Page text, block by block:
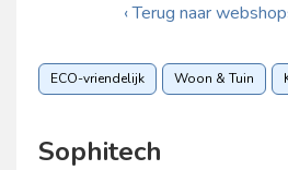
‹ Terug naar
ECO-vriendelijk Woon & Tuin
Sophitech